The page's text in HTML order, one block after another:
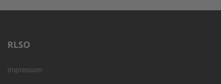
RLSO
Impressum